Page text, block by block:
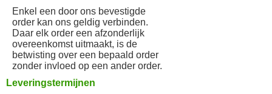
Enkel een door ons bevestigde
order kan ons geldig verbinden.
Daar elk order een afzonderlijk
overeenkomst uitmaakt, is de
betwisting over een bepaald order
zonder invloed op een ander order.
Leveringstermijnen